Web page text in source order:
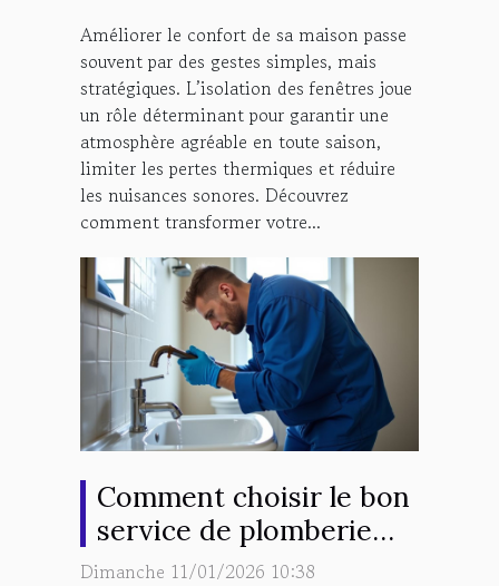
Améliorer le confort de sa maison passe
souvent par des gestes simples, mais
stratégiques. L’isolation des fenêtres joue
un rôle déterminant pour garantir une
atmosphère agréable en toute saison,
limiter les pertes thermiques et réduire
les nuisances sonores. Découvrez
comment transformer votre...
Comment choisir le bon
service de plomberie
d'urgence ?
Dimanche 11/01/2026 10:38